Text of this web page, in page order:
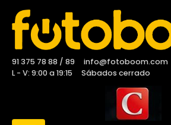
91 375 78 88 / 89
info@fotoboom.com
L - V: 9:00 a 19:15
Sábados cerrado